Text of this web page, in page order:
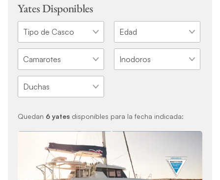
Yates Disponibles
Quedan 6yatesdisponibles para la fecha indicada: